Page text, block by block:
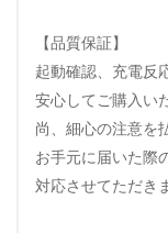
【品質保証】
起動確認、充電反
安心してご購入い
尚、細心の注意を
お手元に届いた際
対応させてただき